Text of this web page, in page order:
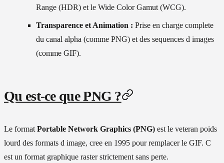
Range (HDR) et le Wide Color Gamut (WCG).
Transparence et Animation : Prise en charge complete
du canal alpha (comme PNG) et des sequences d images
(comme GIF).
Qu est-ce que PNG ?
Le format Portable Network Graphics (PNG) est le veteran poids
lourd des formats d image, cree en 1995 pour remplacer le GIF. C
est un format graphique raster strictement sans perte.